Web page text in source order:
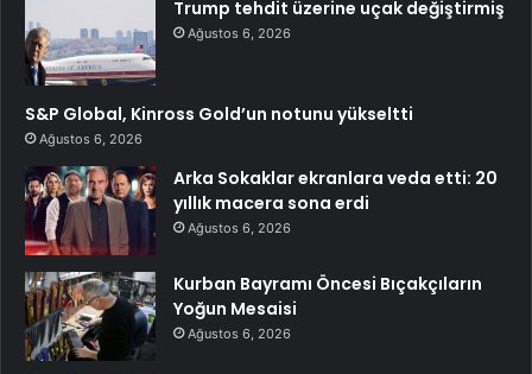
Trump tehdit üzerine uçak değiştirmiş
Ağustos 6, 2026
S&P Global, Kinross Gold’un notunu yükseltti
Ağustos 6, 2026
Arka Sokaklar ekranlara veda etti: 20
yıllık macera sona erdi
Ağustos 6, 2026
Kurban Bayramı Öncesi Bıçakçıların
Yoğun Mesaisi
Ağustos 6, 2026